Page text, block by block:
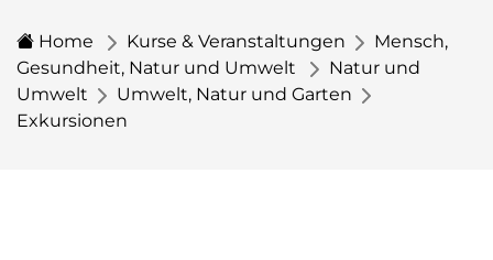
Home Kurse & Veranstaltungen
Mensch,
Gesundheit, Natur und Umwelt
Natur und
Umwelt
Umwelt, Natur und Garten
Exkursionen